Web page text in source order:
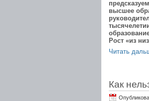
высшее
Рост «из
Читать
Как